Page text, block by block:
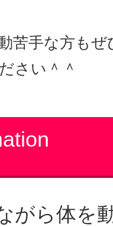
苦手な方もぜ
さい＾＾
がら体を